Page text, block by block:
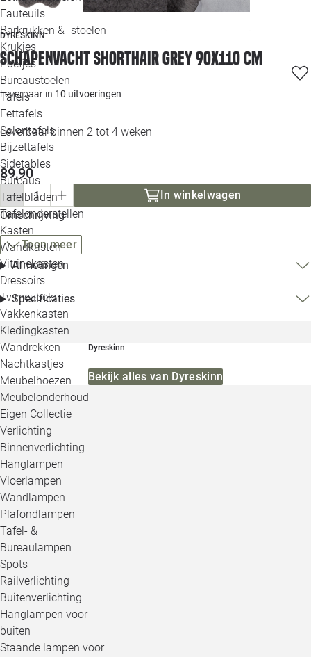
Fauteuils
Barkrukken & -stoelen
Krukjes
Poefjes
Bureaustoelen
Tafels
Eettafels
Salontafels
Bijzettafels
Sidetables
Bureaus
Tafelbladen
Tafelonderstellen
Kasten
Wandkasten
Vitrinekasten
Dressoirs
Tv meubels
Vakkenkasten
Kledingkasten
Wandrekken
Nachtkastjes
Meubelhoezen
Meubelonderhoud
Eigen Collectie
Verlichting
Binnenverlichting
Hanglampen
Vloerlampen
Wandlampen
Plafondlampen
Tafel- &
Bureaulampen
Spots
Railverlichting
Buitenverlichting
Hanglampen voor
buiten
Staande lampen voor
Alle
DYRESKINN
Schapenvacht shorthair grey 90x110 cm
Leverbaar in 10 uitvoeringen
Leverbaar binnen 2 tot 4 weken
89,90
In winkelwagen
Omschrijving
Toon meer
Afmetingen
Specificaties
Dyreskinn
Bekijk alles van Dyreskinn